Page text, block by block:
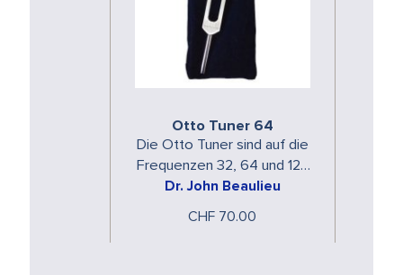
Otto Tuner 64
Die Otto Tuner sind auf die
Frequenzen 32, 64 und 128
Hertz gestimmt.Ein Otto
Dr. John Beaulieu
CHF 70.00